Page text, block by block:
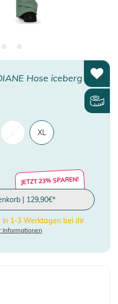
Hose iceberg
XL
JETZT 23% SPAREN!
| 129,90€*
1-3 Werktagen bei dir
Informationen